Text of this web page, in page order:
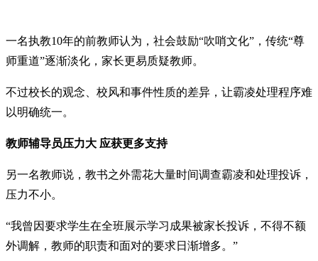
一名执教10年的前教师认为，社会鼓励“吹哨文化”，传统“尊
师重道”逐渐淡化，家长更易质疑教师。
不过校长的观念、校风和事件性质的差异，让霸凌处理程序难
以明确统一。
教师辅导员压力大 应获更多支持
另一名教师说，教书之外需花大量时间调查霸凌和处理投诉，
压力不小。
“我曾因要求学生在全班展示学习成果被家长投诉，不得不额
外调解，教师的职责和面对的要求日渐增多。”